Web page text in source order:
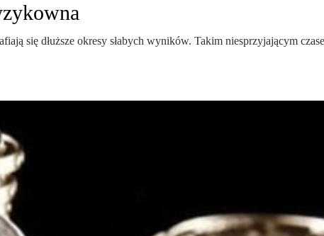
się dłuższe okresy słabych wyników. Takim niesprzyjającym